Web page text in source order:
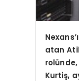
atan
Kurtiş,